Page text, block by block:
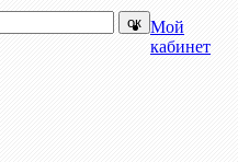
Мой
кабинет